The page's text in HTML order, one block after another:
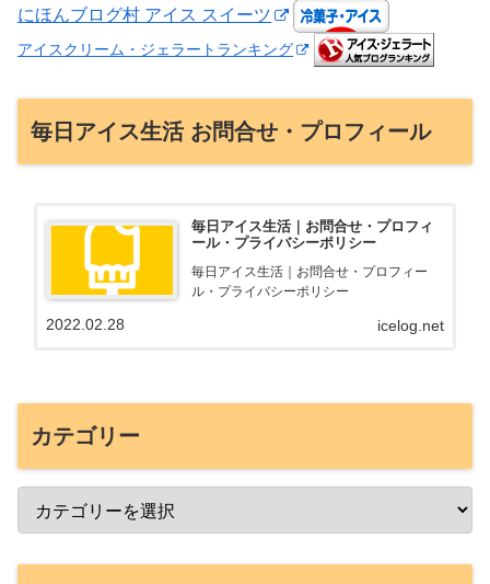
にほんブログ村 アイス スイーツ
アイスクリーム・ジェラートランキング
毎日アイス生活 お問合せ・プロフィール
毎日アイス生活｜お問合せ・プロフィ
ール・プライバシーポリシー
毎日アイス生活｜お問合せ・プロフィー
ル・プライバシーポリシー
icelog.net
2022.02.28
カテゴリー